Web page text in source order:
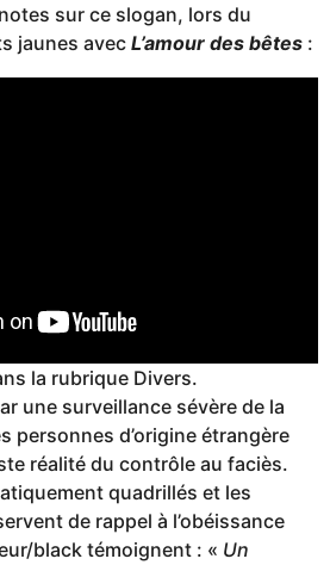
sur ce slogan, lors du
jaunes avec L’amour des bêtes :
la rubrique Divers.
une surveillance sévère de la
personnes d’origine étrangère
réalité du contrôle au faciès.
quadrillés et les
de rappel à l’obéissance
black témoignent : « Un